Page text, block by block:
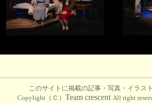
このサイトに掲載の記事・写真・イラス
Copylight（Ｃ） Team crescent All right